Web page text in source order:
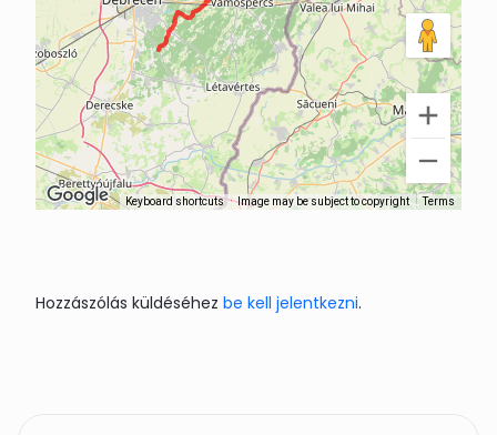
Keyboard shortcuts Image may be subject to copyright Terms
Hozzászólás küldéséhez be kell jelentkezni.